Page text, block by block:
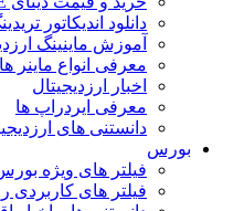
دانلود اندیکاتور
آموزش ماینینگ
معرفی انواع ماینر
اخبار ارزدیجیتال
معرفی ایردراپ ها
دانستنی های
بورس
فیلتر های ویژه
فیلتر های کاربردی